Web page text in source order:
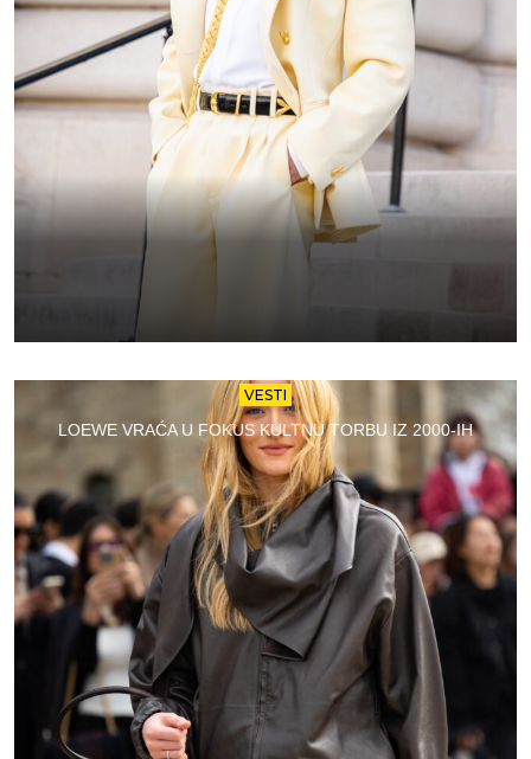
VESTI
LOEWE VRAĆA U FOKUS KULTNU TORBU IZ 2000-IH